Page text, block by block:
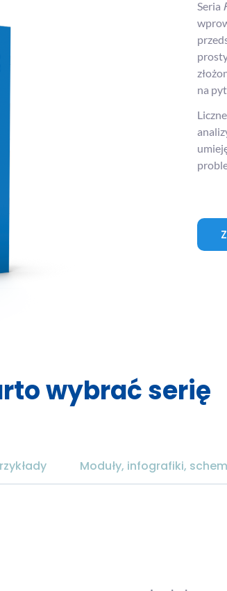
Seria
na
wybrać serię
Moduły, infografiki,